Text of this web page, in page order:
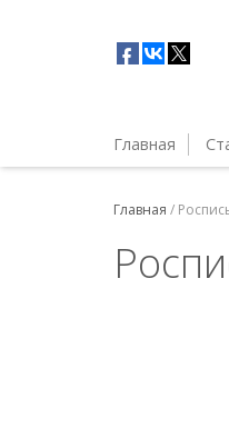
Главная
Главная /